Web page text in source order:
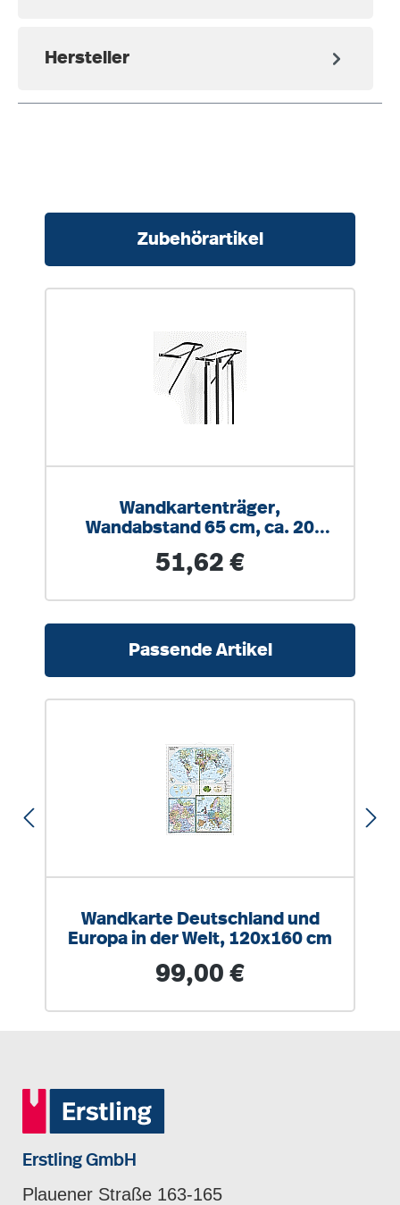
Hersteller
Zubehörartikel
Wandkartenträger,
Wandabstand 65 cm, ca. 20
Regulärer Preis:
51,62 €
Passende Artikel
Wandkarte Deutschland und
Europa in der Welt, 120x160 cm
Regulärer Preis:
99,00 €
Erstling GmbH
Plauener Straße 163-165